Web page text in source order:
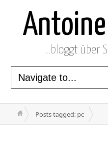
Antoine
…bloggt über
Posts tagged: pc